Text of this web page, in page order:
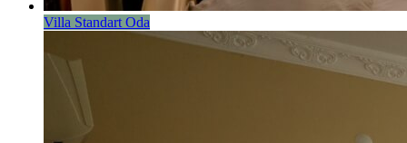
Villa Standart Oda